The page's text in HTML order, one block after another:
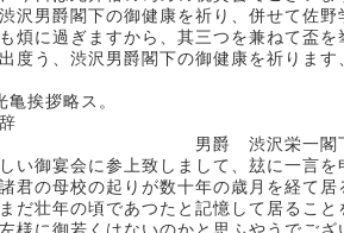
沢男爵閣下の御健康を祈り、併せて佐
煩に過ぎますから、其三つを兼ねて盃
度う、渋沢男爵閣下の御健康を祈りま
拶略ス。
渋沢栄一閣
い御宴会に参上致しまして、玆に一言
君の母校の起りが数十年の歳月を経て
だ壮年の頃であつたと記憶して居るこ